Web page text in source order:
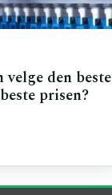
den beste
prisen?